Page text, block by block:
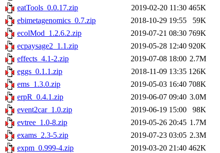
eatTools_0.0.17.zip
2019-02-20 11:30 465K
ebimetagenomics_0.7.zip
2018-10-29 19:55
59K
ecolMod_1.2.6.2.zip
2019-07-21 08:30 769K
ecpaysage2_1.1.zip
2019-05-28 12:40 920K
effects_4.1-2.zip
2019-07-08 18:00 2.7M
eggs_0.1.1.zip
2018-11-09 13:35 126K
ems_1.3.0.zip
2019-05-03 16:40 708K
erpR_0.4.1.zip
2019-06-07 09:40 3.0M
event2car_1.0.zip
2019-06-19 15:00
98K
evtree_1.0-8.zip
2019-05-26 20:45 1.7M
exams_2.3-5.zip
2019-07-23 03:05 2.3M
expm_0.999-4.zip
2019-03-20 21:40 462K